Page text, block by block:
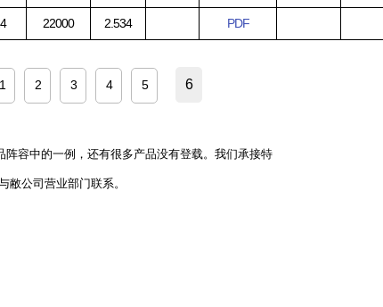
22000 2.534 PDF
1 2 3 4 5 6
阵容中的一例，还有很多产品没有登载。我们承接特
敝公司营业部门联系。